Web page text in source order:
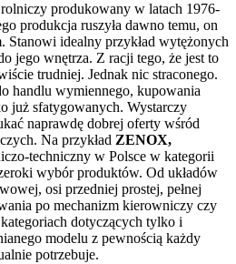
produkowany w latach 1976-
produkcja ruszyła dawno temu, on
Stanowi idealny przykład wytężonych
jego wnętrza. Z racji tego, że jest to
trudniej. Jednak nic straconego.
handlu wymiennego, kupowania
już sfatygowanych. Wystarczy
naprawdę dobrej oferty wśród
Na przykład ZENOX,
techniczny w Polsce w kategorii
wybór produktów. Od układów
osi przedniej prostej, pełnej
po mechanizm kierowniczy czy
dotyczących tylko i
modelu z pewnością każdy
potrzebuje.